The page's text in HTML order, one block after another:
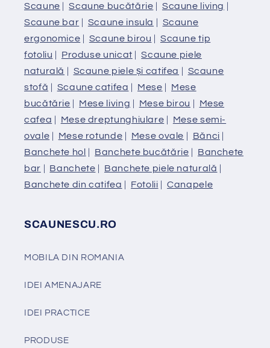
Scaune |Scaune bucătărie | Scaune living |
Scaune bar | Scaune insula | Scaune
ergonomice | Scaune birou | Scaune tip
fotoliu | Produse unicat |Scaune piele
naturală | Scaune piele și catifea | Scaune
stofă | Scaune catifea | Mese | Mese
bucătărie | Mese living | Mese birou | Mese
cafea | Mese dreptunghiulare | Mese semi-
ovale | Mese rotunde | Mese ovale | Bănci |
Banchete hol | Banchete bucătărie | Banchete
bar | Banchete | Banchete piele naturală |
Banchete din catifea | Fotolii |Canapele
SCAUNESCU.RO
MOBILA DIN ROMANIA
IDEI AMENAJARE
IDEI PRACTICE
PRODUSE